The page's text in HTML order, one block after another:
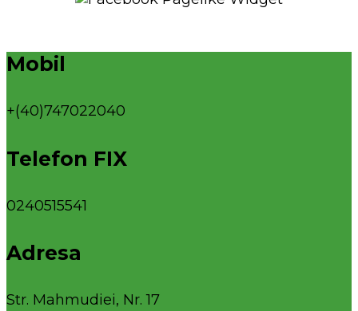
Mobil
+(40)747022040
Telefon FIX
0240515541
Adresa
Str. Mahmudiei, Nr. 17